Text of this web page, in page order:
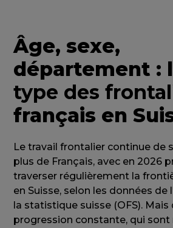
Âge, sexe,
département :
type des
français en
Le travail frontalier continue de
plus de Français, avec en 2026
traverser régulièrement la
en Suisse, selon les données de
la statistique suisse (OFS).
progression constante, qui sont